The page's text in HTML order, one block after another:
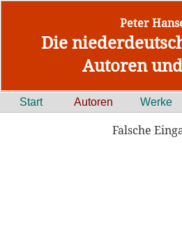
Peter
Die
Autoren
Start Autoren Werke
Falsche